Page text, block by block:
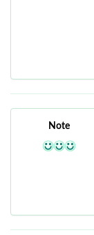
Note